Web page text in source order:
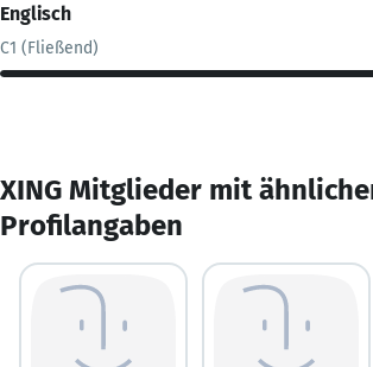
Englisch
C1 (Fließend)
XING Mitglieder mit
Profilangaben